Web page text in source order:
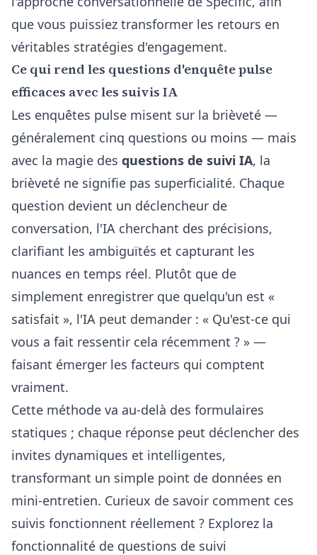
que vous puissiez transformer les retours en
véritables stratégies d'engagement.
Ce qui rend les questions d'enquête pulse
efficaces avec les suivis IA
Les enquêtes pulse misent sur la brièveté —
généralement cinq questions ou moins — mais
avec la magie des questions de suivi IA, la
brièveté ne signifie pas superficialité. Chaque
question devient un déclencheur de
conversation, l'IA cherchant des précisions,
clarifiant les ambiguïtés et capturant les
nuances en temps réel. Plutôt que de
simplement enregistrer que quelqu'un est «
satisfait », l'IA peut demander : « Qu'est-ce qui
vous a fait ressentir cela récemment ? » —
faisant émerger les facteurs qui comptent
vraiment.
Cette méthode va au-delà des formulaires
statiques ; chaque réponse peut déclencher des
invites dynamiques et intelligentes,
transformant un simple point de données en
mini-entretien. Curieux de savoir comment ces
suivis fonctionnent réellement ? Explorez la
fonctionnalité de questions de suivi